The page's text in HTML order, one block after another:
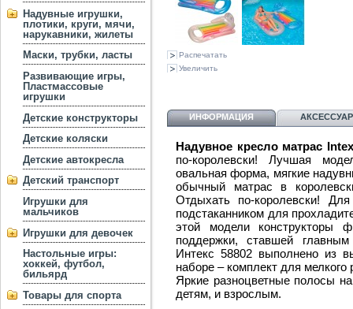
Надувные игрушки,
плотики, круги, мячи,
нарукавники, жилеты
Маски, трубки, ласты
Развивающие игры,
Пластмассовые
игрушки
Детские конструкторы
Детские коляски
Детские автокресла
Детский транспорт
Игрушки для
мальчиков
Игрушки для девочек
Настольные игры:
хоккей, футбол,
бильярд
Товары для спорта
Распечатать
Увеличить
ИНФОРМАЦИЯ
Надувное кресло матрас
по-королевски! Лучшая
овальная форма, мягкие
обычный матрас в
Отдыхать по-королевски!
подстаканником для
этой модели конструкторы
поддержки, ставшей
Интекс 58802 выполнено из
наборе – комплект для мелкого
Яркие разноцветные полосы
детям, и взрослым.